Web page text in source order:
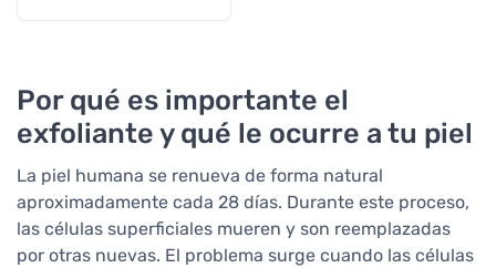
Por qué es importante el
exfoliante y qué le ocurre a tu piel
La piel humana se renueva de forma natural
aproximadamente cada 28 días. Durante este proceso,
las células superficiales mueren y son reemplazadas
por otras nuevas. El problema surge cuando las células